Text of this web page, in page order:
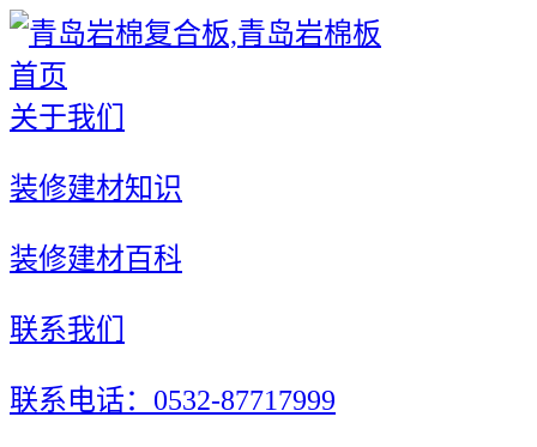
首页
关于我们
装修建材知识
装修建材百科
联系我们
联系电话：0532-87717999